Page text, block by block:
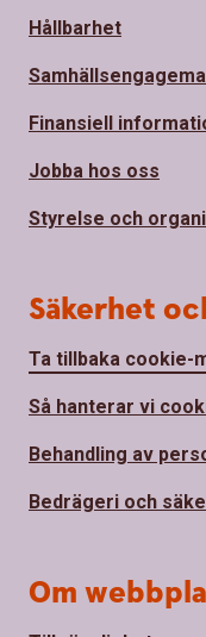
Hållbarhet
Finansiell
Jobba hos oss
Styrelse och
Säkerhet
Ta tillbaka cookie-
Så hanterar vi
Behandling av
Bedrägeri och
Om